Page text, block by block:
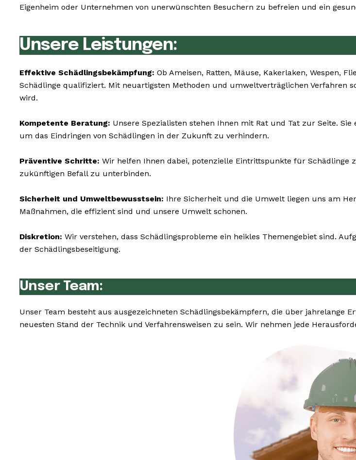
Eigenheim oder Unternehmen von unerwünschten Besuchern zu befreien und ein
Unsere Leistungen:
Effektive Schädlingsbekämpfung: Ob Ameisen, Ratten, Mäuse, Kakerlaken, Wespen,
Schädlinge qualifiziert. Mit neuartigsten Methoden und umweltverträglichen Verfahren
wird.
Kompetente Beratung: Unsere Spezialisten stehen Ihnen mit Rat und Tat zur Seite.
um das Eindringen von Schädlingen in der Zukunft zu verhindern.
Präventive Schritte: Wir helfen Ihnen dabei, potenzielle Eintrittspunkte für
zukünftigen Befall zu unterbinden.
Sicherheit und Umweltbewusstsein: Ihre Sicherheit und die Umwelt liegen uns am
Maßnahmen, die effizient sind und unsere Umwelt schonen.
Diskretion: Wir verstehen, dass Schädlingsprobleme ein heikles Themengebiet sind.
der Schädlingsbeseitigung.
Unser Team:
Unser Team besteht aus ausgezeichneten Schädlingsbekämpfern, die über
neuesten Stand der Technik und Verfahrensweisen zu sein. Wir nehmen jede